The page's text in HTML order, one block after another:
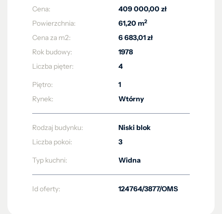
Cena:
409 000,00 zł
Powierzchnia:
61,20 m2
Cena za m2:
6 683,01 zł
Rok budowy:
1978
Liczba pięter:
4
Piętro:
1
Rynek:
Wtórny
Rodzaj budynku:
Niski blok
Liczba pokoi:
3
Typ kuchni: Widna
Id oferty: 124764/3877/OMS